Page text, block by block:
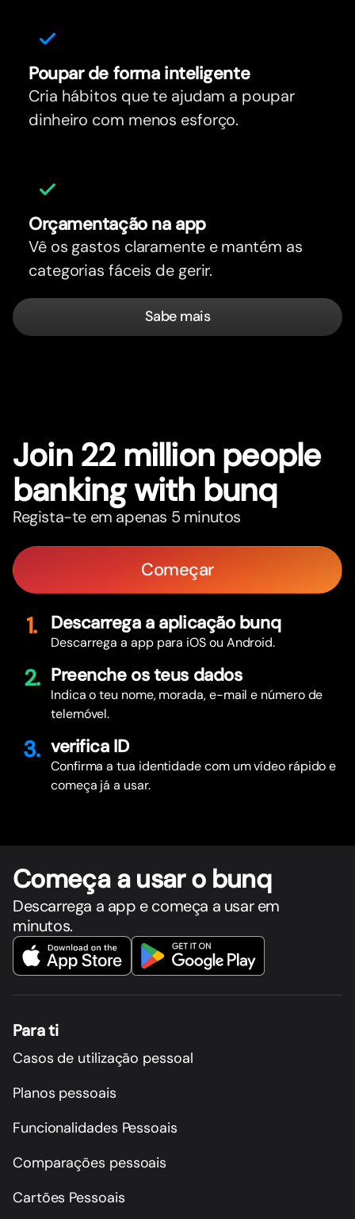
Poupar de forma inteligente
Cria hábitos que te ajudam a poupar
dinheiro com menos esforço.
Orçamentação na app
Vê os gastos claramente e mantém as
categorias fáceis de gerir.
Sabe mais
Join 22 million people
banking with bunq
Regista-te em apenas 5 minutos
Começar
1. Descarrega a aplicação bunq
Descarrega a app para iOS ou Android.
2. Preenche os teus dados
Indica o teu nome, morada, e-mail e número de
telemóvel.
3. verifica ID
Confirma a tua identidade com um vídeo rápido e
começa já a usar.
Começa a usar o bunq
Descarrega a app e começa a usar em
minutos.
Para ti
Casos de utilização pessoal
Planos pessoais
Funcionalidades Pessoais
Comparações pessoais
Cartões Pessoais